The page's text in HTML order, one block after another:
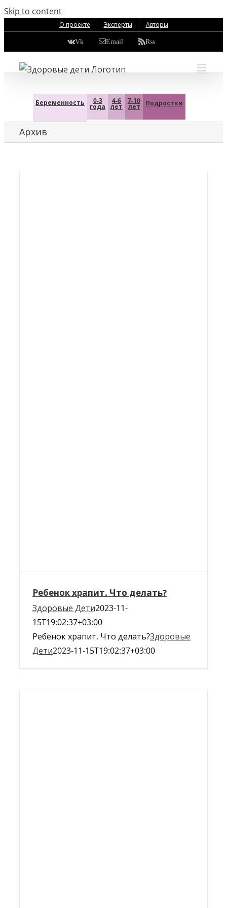
Skip to content
О проекте Эксперты Авторы
Vk Email Rss
Беременность 0-3
года
4-6
лет
7-10
лет Подростки
Архив
Ребенок храпит. Что делать?
Здоровые Дети2023-11-
15T19:02:37+03:00
Ребенок храпит. Что делать?Здоровые
Дети2023-11-15T19:02:37+03:00